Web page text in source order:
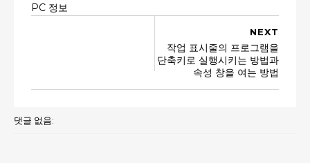
PC 정보
NEXT
작업 표시줄의 프로그램을
단축키로 실행시키는 방법과
속성 창을 여는 방법
댓글 없음: